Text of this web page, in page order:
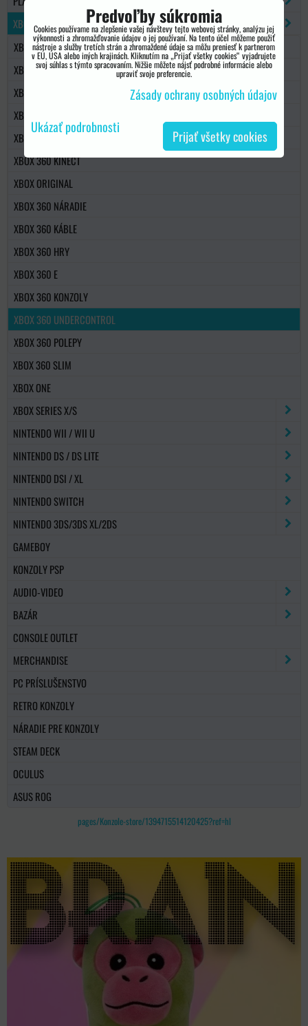
XBOX 360
XBOX 360 OVLÁDAČE
XBOX 360 PŘÍSLUŠENSTVO
XBOX 360 NÁHRADNÉ DIELY
XBOX 360 HDD
XBOX 360 SLIM
XBOX 360 KINECT
XBOX ORIGINAL
XBOX 360 NÁRADIE
XBOX 360 KÁBLE
XBOX 360 HRY
XBOX 360 E
XBOX 360 KONZOLY
XBOX 360 UNDERCONTROL
XBOX 360 POLEPY
XBOX 360 SLIM
XBOX ONE
XBOX SERIES X/S
NINTENDO WII / WII U
NINTENDO DS / DS LITE
NINTENDO DSI / XL
NINTENDO SWITCH
NINTENDO 3DS/3DS XL/2DS
GAMEBOY
KONZOLY PSP
AUDIO-VIDEO
BAZÁR
CONSOLE OUTLET
MERCHANDISE
PC PRÍSLUŠENSTVO
RETRO KONZOLY
NÁRADIE PRE KONZOLY
STEAM DECK
OCULUS
ASUS ROG
pages/Konzole-store/1394715514120425?ref=hl
Predvoľby súkromia
Cookies používame na zlepšenie vašej návštevy tejto webovej stránky, analýzu jej
výkonnosti a zhromažďovanie údajov o jej používaní. Na tento účel môžeme použiť
nástroje a služby tretích strán a zhromaždené údaje sa môžu preniesť k partnerom
v EÚ, USA alebo iných krajinách. Kliknutím na „Prijať všetky cookies“ vyjadrujete
svoj súhlas s týmto spracovaním. Nižšie môžete nájsť podrobné informácie alebo
upraviť svoje preferencie.
Zásady ochrany osobných údajov
Ukázať podrobnosti
Prijať všetky cookies